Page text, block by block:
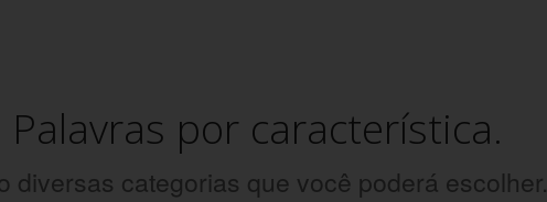
Palavras por característica.
diversas categorias que você poderá escolher.